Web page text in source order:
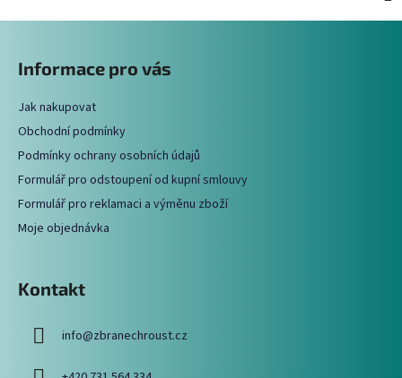
Informace pro vás
Jak nakupovat
Obchodní podmínky
Podmínky ochrany osobních údajů
Formulář pro odstoupení od kupní smlouvy
Formulář pro reklamaci a výměnu zboží
Moje objednávka
Kontakt
info@zbranechroust.cz